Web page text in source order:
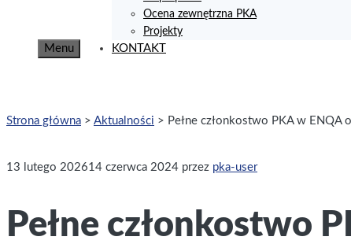
Menu
Ocena zewnętrzna PKA
Projekty
KONTAKT
Strona główna > Aktualności > Pełne członkostwo PKA w
13 lutego 202614 czerwca 2024 przez pka-user
Pełne członkostwo